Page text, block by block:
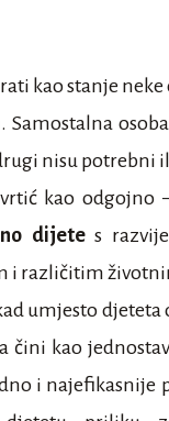
kao stanje
nisu potrebni
kao odgojno
dijetes
i različitim
umjesto
čini kao
i najefikasnije